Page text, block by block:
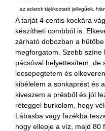
az adatok tájékoztató jellegűek,
A tarját 4 centis kockára
készítheti combból is.
zárható dobozban a
megforgatom. Szebb
pácsóval helyettesítem, de
lecsepegtetem és
kibélelem a sonkaprést és
kiveszem a présből és jól
réteggel burkolom, hogy
Lábasba vagy fazékba
hogy ellepje a víz, majd 80